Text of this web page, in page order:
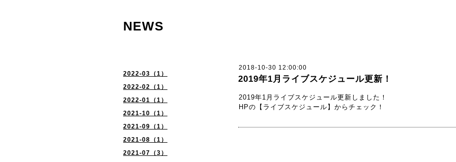
2022-03（1）
2022-02（1）
2022-01（1）
2021-10（1）
2021-09（1）
2021-08（1）
2021-07（3）
NEWS
2018-10-30 12:00:00
2019年1月ライブスケジュール更新！
2019年1月ライブスケジュール更新しました！
HPの【ライブスケジュール】からチェック！